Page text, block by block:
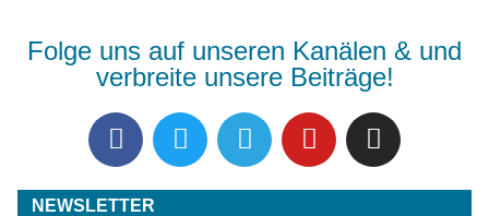
Folge uns auf unseren Kanälen & und
verbreite unsere Beiträge!
NEWSLETTER